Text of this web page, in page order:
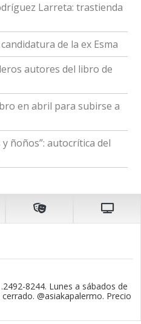
Larreta: trastienda
de la ex Esma
autores del libro de
en abril para subirse a
ñoños”: autocrítica del
8244. Lunes a sábados de
@asiakapalermo. Precio